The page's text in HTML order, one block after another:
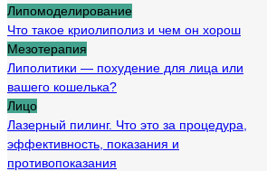
Липомоделирование
Что такое криолиполиз и чем он хорош
Мезотерапия
Липолитики — похудение для лица или
вашего кошелька?
Лицо
Лазерный пилинг. Что это за процедура,
эффективность, показания и
противопоказания